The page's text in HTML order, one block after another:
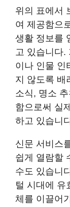
위의 표에서
여 제공함으
생활 정보를
고 있습니다.
이나 인물 인
지 않도록 배
소식, 명소
함으로써 실
하고 있습니
신문 서비스
쉽게 열람할
수도 있습니
털 시대에 유
체를 이끌어